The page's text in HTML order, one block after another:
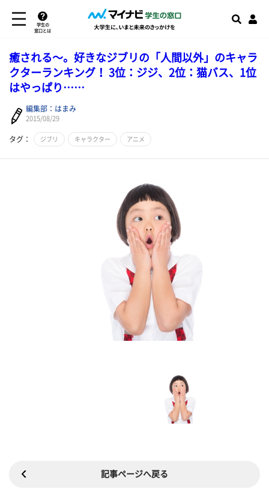
学生の
窓口とは
癒される～。好きなジブリの「人間以外」のキャラ
クターランキング！ 3位：ジジ、2位：猫バス、1位
はやっぱり……
編集部：はまみ
2015/08/29
タグ： ジブリ キャラクター アニメ
記事ページへ戻る